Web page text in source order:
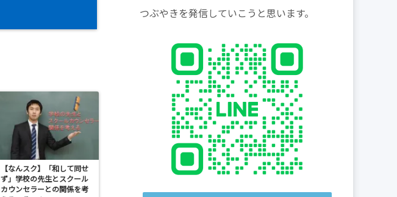
【なんスク】「和して同せ
ず」学校の先生とスクール
カウンセラーとの関係を考
つぶやきを発信していこうと思います。